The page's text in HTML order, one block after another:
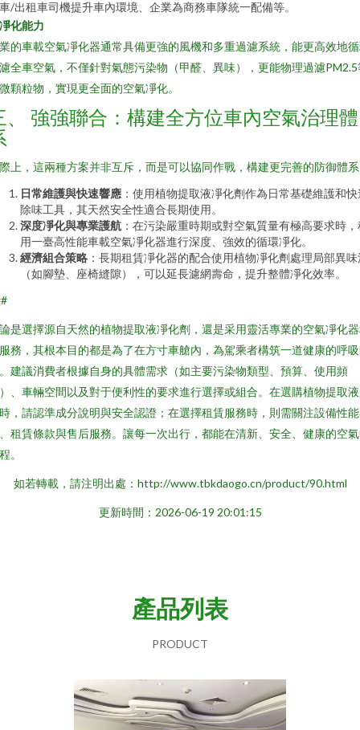
/出租車司機提升車內環境、企業為商務車隊統一配備等。
化能力
的車載空氣凈化器通常具備更強的風機和多重過濾系統，能更高效地
全車空氣，不僅針對氣態污染物（甲醛、異味），更能物理過濾PM2.5
顆粒物，實現更全面的空氣凈化。
、 強強聯合：構建全方位車內空氣治理體
上，這兩種方案并非互斥，而是可以協同作戰，構建更完善的防御體
日常維護與快速響應 ：使用植物提取液凈化劑作為日常基礎維護和
除味工具，其天然安全性適合長期使用。
深度凈化與專業護航 ：在污染嚴重時期或對空氣質量有極高要求時
用一臺高性能車載空氣凈化器進行深度、強效的循環凈化。
經濟組合策略 ：長期租賃凈化器的配合使用植物凈化劑處理局部異味
（如腳墊、座椅縫隙），可以延長濾網壽命，提升整體凈化效率。
是選擇源自天然的植物提取液凈化劑，還是采用靈活專業的空氣凈化
務，其根本目的都是為了在方寸車艙內，為駕乘者構筑一道健康的呼
建議消費者根據自身的具體需求（如主要污染物類型、預算、使用頻
、車輛空間以及對于便利性的要求進行選擇或組合。在選購植物提取
，請認準成分說明與安全認證；在選擇租賃服務時，則需關注設備性
租賃條款與售后服務。讓每一次出行，都能在清新、安全、健康的空
。
如若轉載，請注明出處：http://www.tbkdaogo.cn/product/90.html
更新時間：2026-06-19 20:01:15
產品列表
PRODUCT